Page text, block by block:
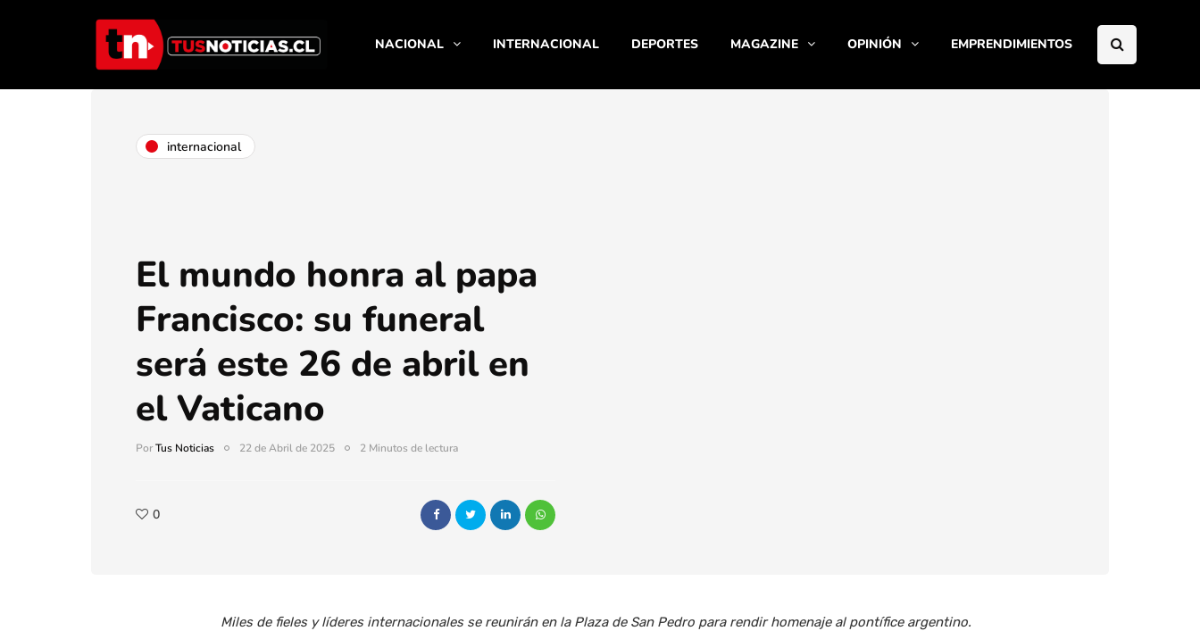
NACIONAL INTERNACIONAL DEPORTES MAGAZINE OPINIÓN EMPRENDIMIENTOS
internacional
El mundo honra al papa
Francisco: su funeral
será este 26 de abril en
el Vaticano
PorTus Noticias 22 de Abril de 2025 2 Minutos de lectura
0
Miles de fieles y líderes internacionales se reunirán en la Plaza de San Pedro para rendir homenaje al pontífice argentino.